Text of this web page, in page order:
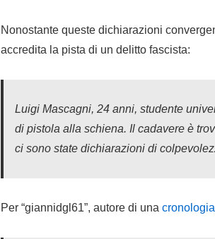
Nonostante queste dichiarazioni
accredita la pista di un delitto fascista:
Luigi Mascagni, 24 anni, studente
di pistola alla schiena. Il cadavere è
ci sono state dichiarazioni di
Per “giannidgl61”, autore di una